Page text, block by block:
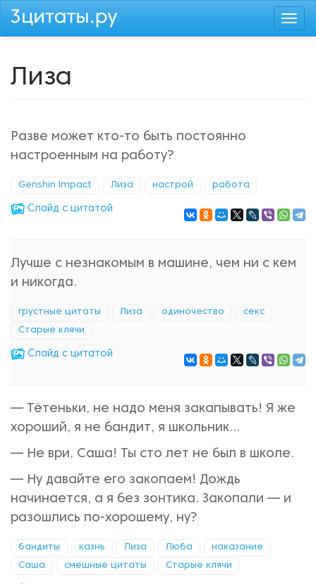
Перейти
Лиза
Разве может кто-то быть постоянно
настроенным на работу?
Genshin Impact Лиза настрой работа
Cлайд с цитатой
Лучше с незнакомым в машине, чем ни с кем
и никогда.
грустные цитаты Лиза одиночество секс
Старые клячи
Cлайд с цитатой
— Тётеньки, не надо меня закапывать! Я же
хороший, я не бандит, я школьник...
— Не ври, Саша! Ты сто лет не был в школе.
— Ну давайте его закопаем! Дождь
начинается, а я без зонтика. Закопали — и
разошлись по-хорошему, ну?
бандиты казнь Лиза Люба наказание
Саша смешные цитаты Старые клячи